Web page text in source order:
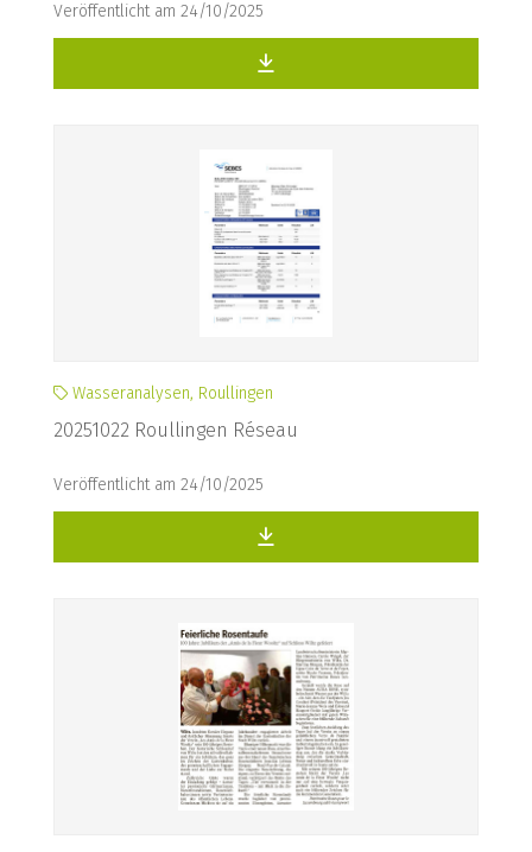
Veröffentlicht am 24/10/2025
Wasseranalysen, Roullingen
20251022 Roullingen Réseau
Veröffentlicht am 24/10/2025